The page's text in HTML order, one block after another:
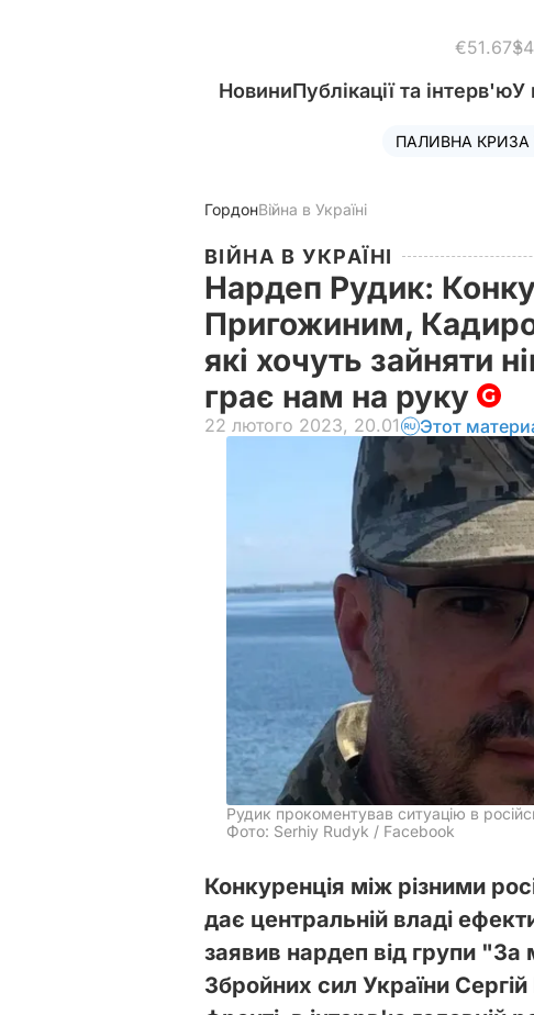
€51.67
НовиниПублікації та інтерв'юУ
ПАЛИВНА КРИЗА
ГордонВійна в Україні
ВІЙНА В УКРАЇНІ
Нардеп Рудик:
Пригожиним,
які хочуть зайняти
грає нам на руку
22 лютого 2023, 20.01 Этот
Рудик прокоментував ситуацію в
Фото: Serhiy Rudyk / Facebook
Конкуренція між різними
дає центральній владі
заявив нардеп від групи "За
Збройних сил України